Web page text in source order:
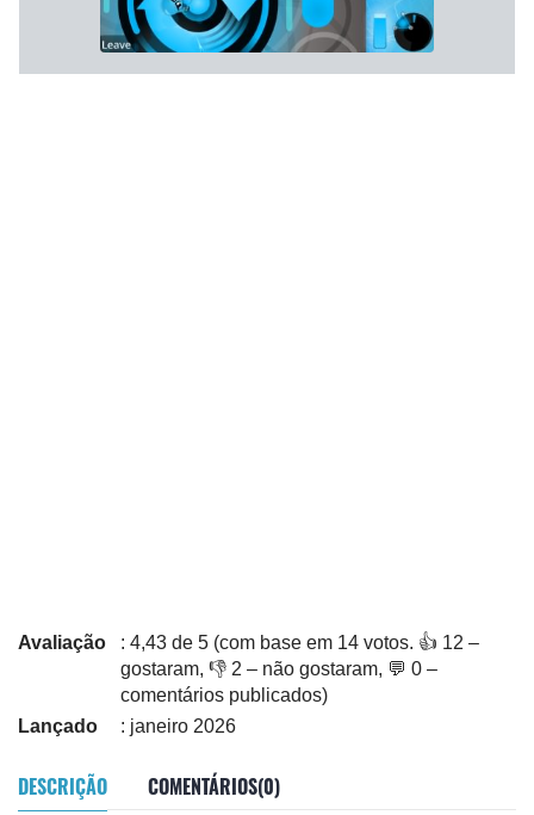
Avaliação
: 4,43 de 5 (com base em 14 votos. 👍 12 –
gostaram, 👎 2 – não gostaram, 💬 0 –
comentários publicados)
Lançado
: janeiro 2026
DESCRIÇÃO COMENTÁRIOS(0)